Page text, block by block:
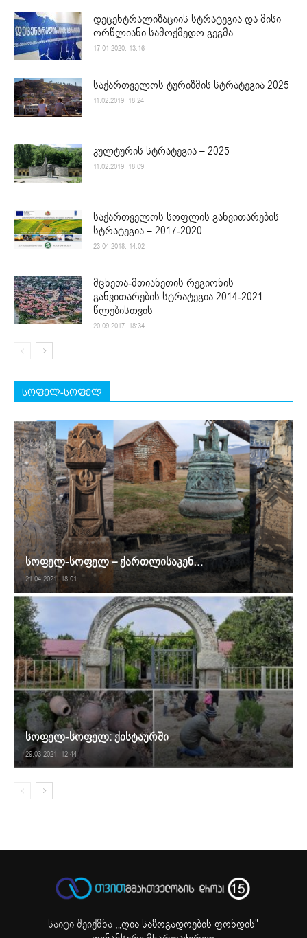
დეცენტრალიზაციის სტრატეგია და მისი
ორწლიანი სამოქმედო გეგმა
17.01.2020. 13:16
საქართველოს ტურიზმის სტრატეგია 2025
11.02.2019. 18:24
კულტურის სტრატეგია – 2025
11.02.2019. 18:09
საქართველოს სოფლის განვითარების
სტრატეგია – 2017-2020
23.04.2018. 14:02
მცხეთა-მთიანეთის რეგიონის
განვითარების სტრატეგია 2014-2021
წლებისთვის
20.09.2017. 18:34
სოფელ-სოფელ
სოფელ-სოფელ – ქართლისაკენ…
21.04.2021. 18:01
სოფელ-სოფელ: ქისტაურში
29.03.2021. 12:44
საიტი შეიქმნა ,„ღია საზოგადოების ფონდის"